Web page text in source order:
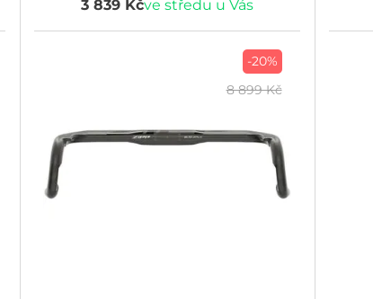
3 839 Kčve středu u Vás
-20%
8 899 Kč